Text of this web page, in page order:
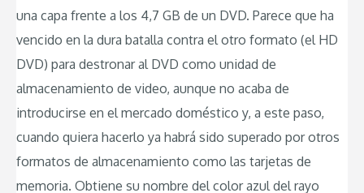
una capa frente a los 4,7 GB de un DVD. Parece que ha
vencido en la dura batalla contra el otro formato (el HD
DVD) para destronar al DVD como unidad de
almacenamiento de video, aunque no acaba de
introducirse en el mercado doméstico y, a este paso,
cuando quiera hacerlo ya habrá sido superado por otros
formatos de almacenamiento como las tarjetas de
memoria. Obtiene su nombre del color azul del rayo